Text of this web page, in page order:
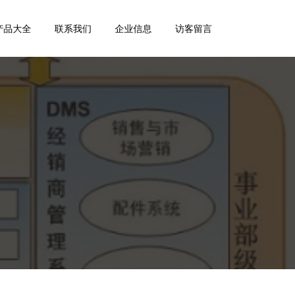
品大全 联系我们 企业信息 访客留言